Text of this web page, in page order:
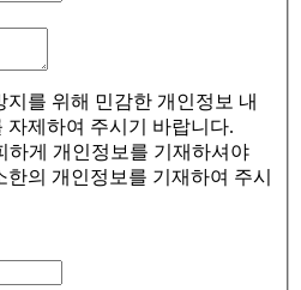
를 위해 민감한 개인정보 내
자제하여 주시기 바랍니다.
하게 개인정보를 기재하셔야
의 개인정보를 기재하여 주시